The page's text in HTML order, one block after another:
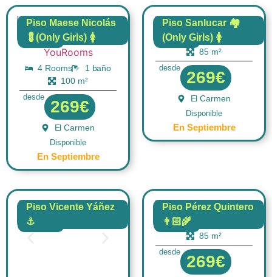
Piso Maese Nicolás
💈(Only Girls) 🚺
FLAT
4 Rooms
1 baño
100 m²
desde
269€
El Carmen
Disponible
En Septiembre
Piso Sanlucar 🏘️
(Only Girls) 🚺
FLAT
4 Rooms
1 baño
85 m²
desde
269€
El Carmen
Disponible
En Septiembre
Piso Vicente Yáñez
⚓FLAT
Piso Pérez Quintero
👨🏻‍🌾
FLAT
4 Rooms
85 m²
desde
269€